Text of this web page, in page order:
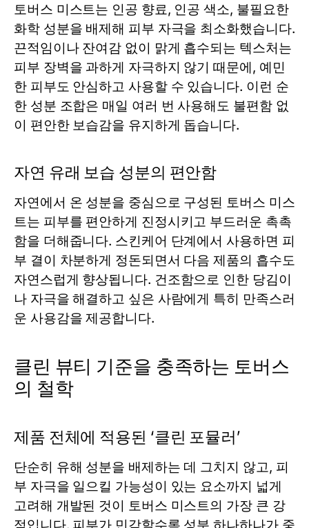
토버스 미스트는 인공 향료, 인공 색소, 불필요한
화학 성분을 배제해 피부 자극을 최소화했습니다.
끈적임이나 잔여감 없이 맑게 흡수되는 텍스처는
피부 장벽을 과하게 자극하지 않기 때문에, 예민
한 피부도 안심하고 사용할 수 있습니다. 이런 순
한 성분 조합은 매일 여러 번 사용해도 불편함 없
이 편안한 보습감을 유지하게 돕습니다.
자연 유래 보습 성분의 편안함
자연에서 온 성분을 중심으로 구성된 토버스 미스
트는 피부를 편안하게 진정시키고 부드러운 촉촉
함을 더해줍니다. 스킨케어 단계에서 사용하면 피
부 결이 차분하게 정돈되면서 다음 제품의 흡수도
자연스럽게 향상됩니다. 건조함으로 인한 당김이
나 자극을 해결하고 싶은 사람에게 특히 만족스러
운 사용감을 제공합니다.
클린 뷰티 기준을 충족하는 토버스
의 철학
제품 전체에 적용된 ‘클린 포뮬러’
단순히 유해 성분을 배제하는 데 그치지 않고, 피
부 자극을 일으킬 가능성이 있는 요소까지 넓게
고려해 개발된 것이 토버스 미스트의 가장 큰 강